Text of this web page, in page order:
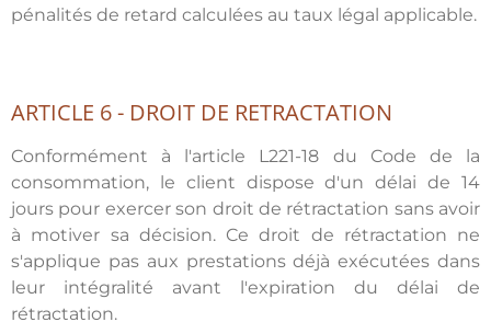
pénalités de retard calculées au taux légal applicable.
ARTICLE 6 - DROIT DE RETRACTATION
Conformément à l'article L221-18 du Code de la
consommation, le client dispose d'un délai de 14
jours pour exercer son droit de rétractation sans avoir
à motiver sa décision. Ce droit de rétractation ne
s'applique pas aux prestations déjà exécutées dans
leur intégralité avant l'expiration du délai de
rétractation.